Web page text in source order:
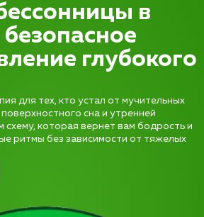
в
глубокого
для тех, кто устал от мучительных
сна и утренней
которая вернет вам бодрость и
ритмы без зависимости от тяжелых